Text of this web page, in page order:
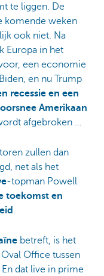
te liggen. De
komende weken
ook niet. Na
Europa in het
een economie
en nu Trump
recessie en een
Amerikaan
afgebroken …
zullen dan
net als het
-topman Powell
toekomst en
.
betreft, is het
Office tussen
En dat live in prime